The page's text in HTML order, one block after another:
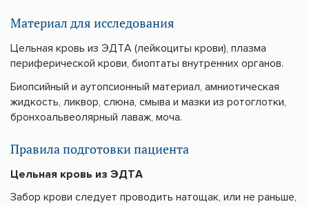
Материал для исследования
Цельная кровь из ЭДТА (лейкоциты крови), плазма
периферической крови, биоптаты внутренних органов.
Биопсийный и аутопсионный материал, амниотическая
жидкость, ликвор, слюна, смыва и мазки из ротоглотки,
бронхоальвеолярный лаваж, моча.
Правила подготовки пациента
Цельная кровь из ЭДТА
Забор крови следует проводить натощак, или не раньше,